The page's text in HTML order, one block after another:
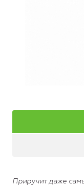
Приручит даже